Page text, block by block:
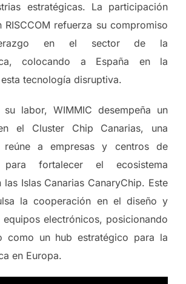
estratégicas. La participación
RISCCOM refuerza su compromiso
en el sector de la
colocando a España en la
tecnología disruptiva.
labor, WIMMIC desempeña un
el Cluster Chip Canarias, una
reúne a empresas y centros de
para fortalecer el ecosistema
Islas Canarias CanaryChip. Este
la cooperación en el diseño y
electrónicos, posicionando
como un hub estratégico para la
en Europa.